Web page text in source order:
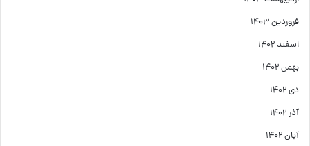
فروردین ۱۴۰۳
اسفند ۱۴۰۲
بهمن ۱۴۰۲
دی ۱۴۰۲
آذر ۱۴۰۲
آبان ۱۴۰۲